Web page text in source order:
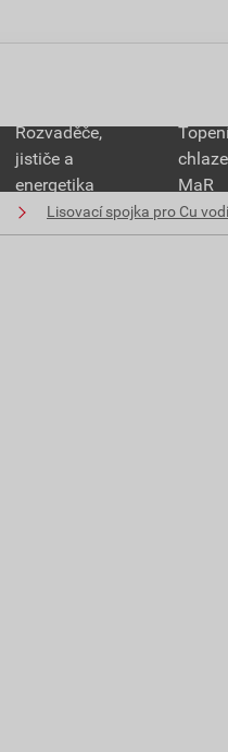
Rozvaděče,
jističe a
energetika
MaR
Lisovací spojka pro Cu